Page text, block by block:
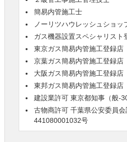
簡易内管施工士
ノーリツハウレッシュショッ
ガス機器設置スペシャリスト
東京ガス簡易内管施工登録
京葉ガス簡易内管施工登録
大阪ガス簡易内管施工登録
東邦ガス簡易内管施工登録
建設業許可 東京都知事（般-
古物商許可 千葉県公安委員
441080001032号